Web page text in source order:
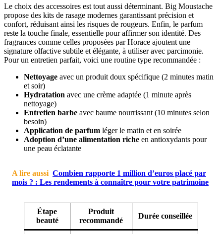
Le choix des accessoires est tout aussi déterminant. Big Moustache
propose des kits de rasage modernes garantissant précision et
confort, réduisant ainsi les risques de rougeurs. Enfin, le parfum
reste la touche finale, essentielle pour affirmer son identité. Des
fragrances comme celles proposées par Horace ajoutent une
signature olfactive subtile et élégante, à utiliser avec parcimonie.
Pour un entretien parfait, voici une routine type recommandée :
Nettoyage avec un produit doux spécifique (2 minutes matin
et soir)
Hydratation avec une crème adaptée (1 minute après
nettoyage)
Entretien barbe avec baume nourrissant (10 minutes selon
besoin)
Application de parfum léger le matin et en soirée
Adoption d’une alimentation riche en antioxydants pour
une peau éclatante
A lire aussi Combien rapporte 1 million d’euros placé par
mois ? : Les rendements à connaître pour votre patrimoine
Étape
beauté
Produit
recommandé
Durée conseillée